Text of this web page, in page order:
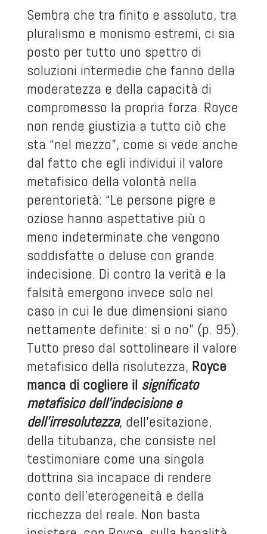
Sembra che tra finito e assoluto, tra
pluralismo e monismo estremi, ci sia
posto per tutto uno spettro di
soluzioni intermedie che fanno della
moderatezza e della capacità di
compromesso la propria forza. Royce
non rende giustizia a tutto ciò che
sta “nel mezzo”, come si vede anche
dal fatto che egli individui il valore
metafisico della volontà nella
perentorietà: “Le persone pigre e
oziose hanno aspettative più o
meno indeterminate che vengono
soddisfatte o deluse con grande
indecisione. Di contro la verità e la
falsità emergono invece solo nel
caso in cui le due dimensioni siano
nettamente definite: sì o no” (p. 95).
Tutto preso dal sottolineare il valore
metafisico della risolutezza, Royce
manca di cogliere il significato
metafisico dell’indecisione e
dell’irresolutezza, dell’esitazione,
della titubanza, che consiste nel
testimoniare come una singola
dottrina sia incapace di rendere
conto dell’eterogeneità e della
ricchezza del reale. Non basta